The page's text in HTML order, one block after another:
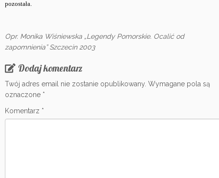
pozostała.
Opr. Monika Wiśniewska „Legendy Pomorskie. Ocalić od
zapomnienia” Szczecin 2003
Dodaj komentarz
Twój adres email nie zostanie opublikowany. Wymagane pola są
oznaczone *
Komentarz *